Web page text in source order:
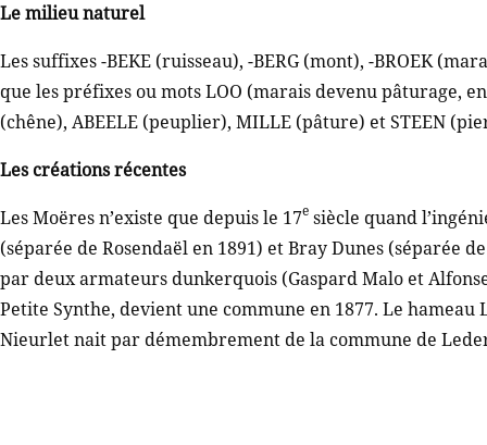
Le milieu naturel
Les suffixes -BEKE (ruisseau), -BERG (mont), -BROEK
que les préfixes ou mots LOO (marais devenu pâturage,
(chêne), ABEELE (peuplier), MILLE (pâture) et STEEN
Les créations récentes
Les Moëres n’existe que depuis le 17e siècle quand
(séparée de Rosendaël en 1891) et Bray Dunes (séparée
par deux armateurs dunkerquois (Gaspard Malo et
Petite Synthe, devient une commune en 1877. Le hameau
Nieurlet nait par démembrement de la commune de